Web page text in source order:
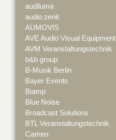
audiluma
audio zenit
AUMOVIS
AVE Audio Visual Equipment
AVM Veranstaltungstechnik
b&b group
B-Musik Berlin
Bayer Events
Biamp
Blue Noise
Broadcast Solutions
BTL Veranstaltungstechnik
Cameo